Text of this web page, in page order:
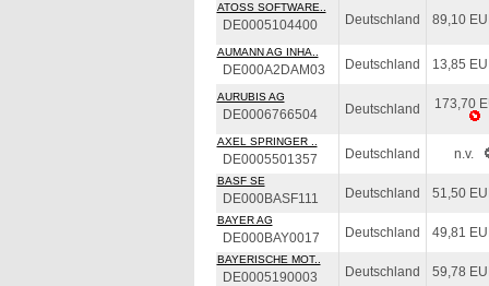
ATOSS SOFTWARE..
DE0005104400 Deutschland 89,10
AUMANN AG INHA..
DE000A2DAM03 Deutschland 13,85
AURUBIS AG
DE0006766504 Deutschland 173,70
AXEL SPRINGER ..
DE0005501357 Deutschland n.v.
BASF SE
DE000BASF111 Deutschland 51,50
BAYER AG
DE000BAY0017 Deutschland 49,81
BAYERISCHE MOT..
DE0005190003 Deutschland 59,78